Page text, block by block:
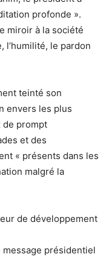
profonde ».
miroir à la société
l’humilité, le pardon
teinté son
envers les plus
prompt
et des
« présents dans les
malgré la
de développement
présidentiel